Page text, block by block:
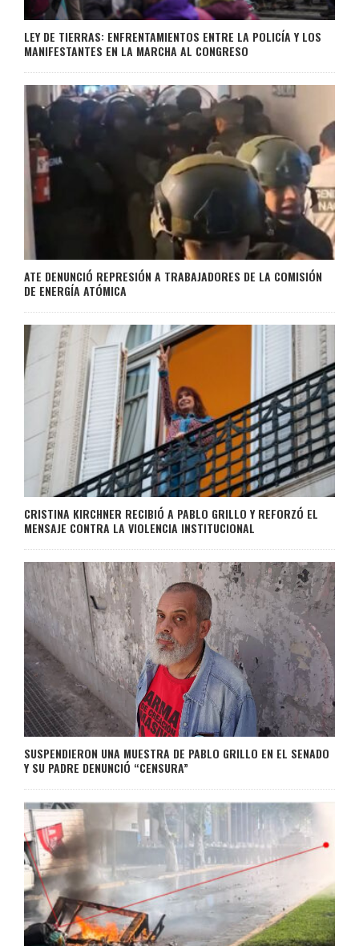
LEY DE TIERRAS: ENFRENTAMIENTOS ENTRE LA POLICÍA Y LOS
MANIFESTANTES EN LA MARCHA AL CONGRESO
ATE DENUNCIÓ REPRESIÓN A TRABAJADORES DE LA COMISIÓN
DE ENERGÍA ATÓMICA
CRISTINA KIRCHNER RECIBIÓ A PABLO GRILLO Y REFORZÓ EL
MENSAJE CONTRA LA VIOLENCIA INSTITUCIONAL
SUSPENDIERON UNA MUESTRA DE PABLO GRILLO EN EL SENADO
Y SU PADRE DENUNCIÓ “CENSURA”